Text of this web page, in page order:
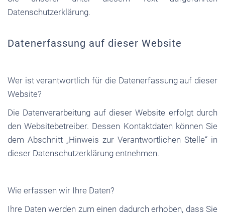
Datenschutzerklärung.
Datenerfassung auf dieser Website
Wer ist verantwortlich für die Datenerfassung auf dieser
Website?
Die Datenverarbeitung auf dieser Website erfolgt durch
den Websitebetreiber. Dessen Kontaktdaten können Sie
dem Abschnitt „Hinweis zur Verantwortlichen Stelle“ in
dieser Datenschutzerklärung entnehmen.
Wie erfassen wir Ihre Daten?
Ihre Daten werden zum einen dadurch erhoben, dass Sie